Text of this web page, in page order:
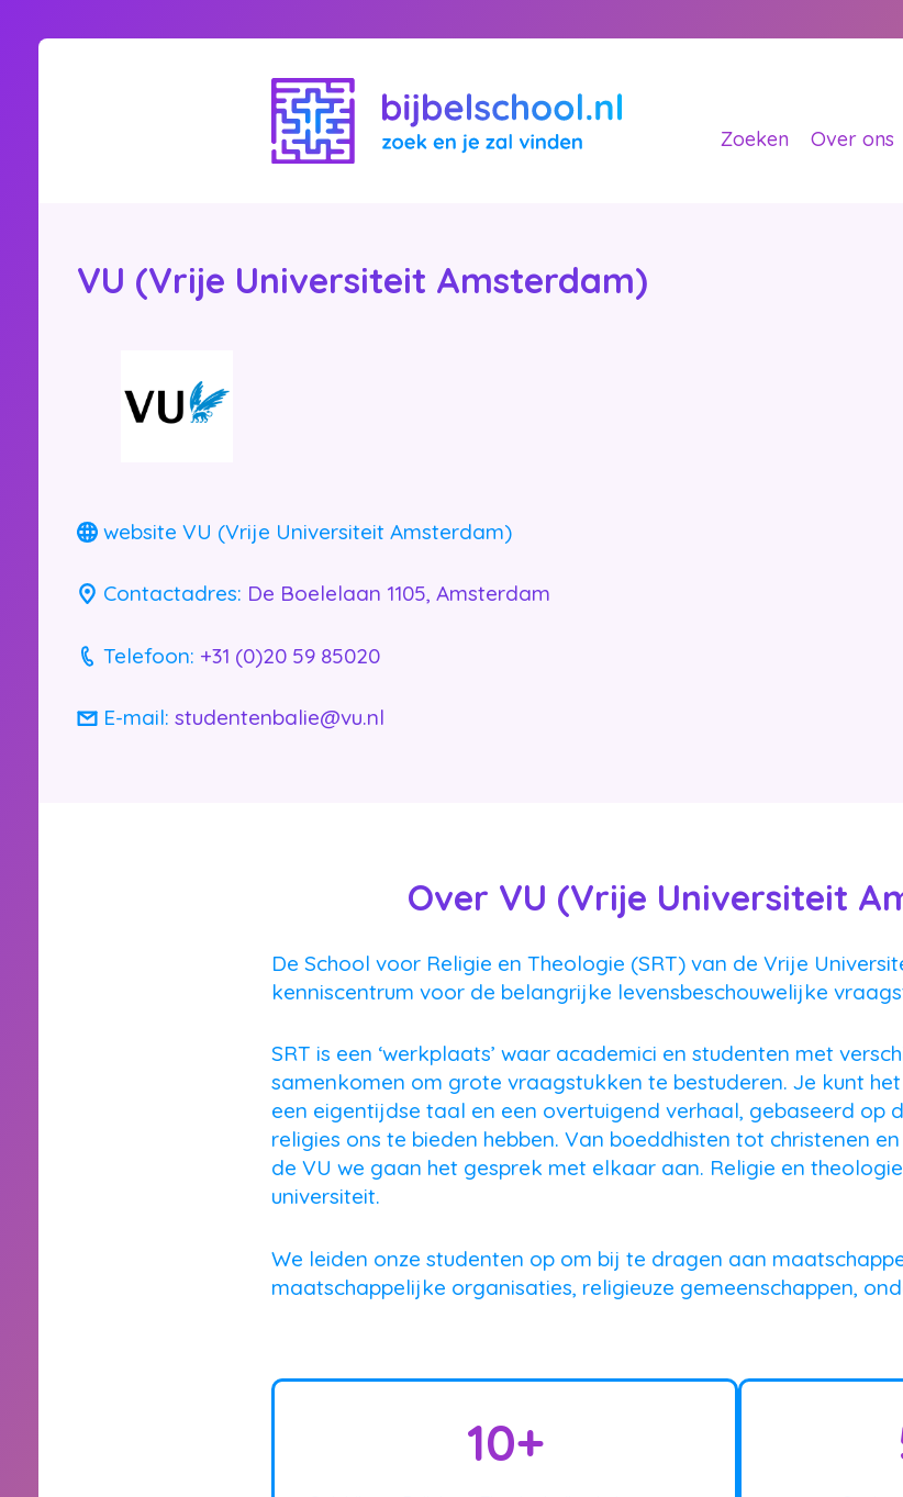
Zoeken Over ons
VU (Vrije Universiteit Amsterdam)
website VU (Vrije Universiteit Amsterdam)
Contactadres: De Boelelaan 1105, Amsterdam
Telefoon: +31 (0)20 59 85020
E-mail: studentenbalie@vu.nl
Over VU (Vrije Universiteit
De School voor Religie en Theologie (SRT) van de Vrije
kenniscentrum voor de belangrijke levensbeschouwelijke
SRT is een ‘werkplaats’ waar academici en studenten met
samenkomen om grote vraagstukken te bestuderen. Je kunt
een eigentijdse taal en een overtuigend verhaal, gebaseerd op
religies ons te bieden hebben. Van boeddhisten tot christenen
de VU we gaan het gesprek met elkaar aan. Religie en
universiteit.
We leiden onze studenten op om bij te dragen aan
maatschappelijke organisaties, religieuze gemeenschappen,
10+